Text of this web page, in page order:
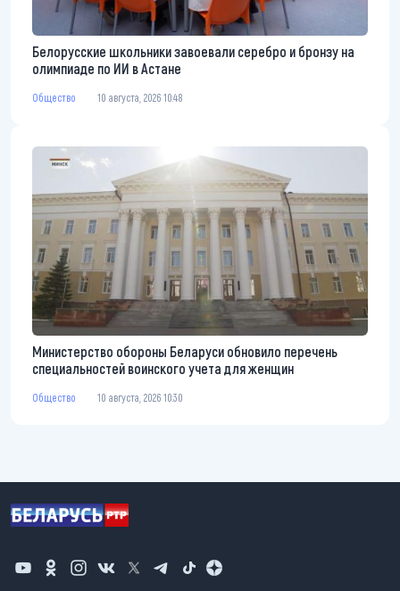
Белорусские школьники завоевали серебро и бронзу на
олимпиаде по ИИ в Астане
Общество 10 августа, 2026 10:48
Министерство обороны Беларуси обновило перечень
специальностей воинского учета для женщин
Общество 10 августа, 2026 10:30